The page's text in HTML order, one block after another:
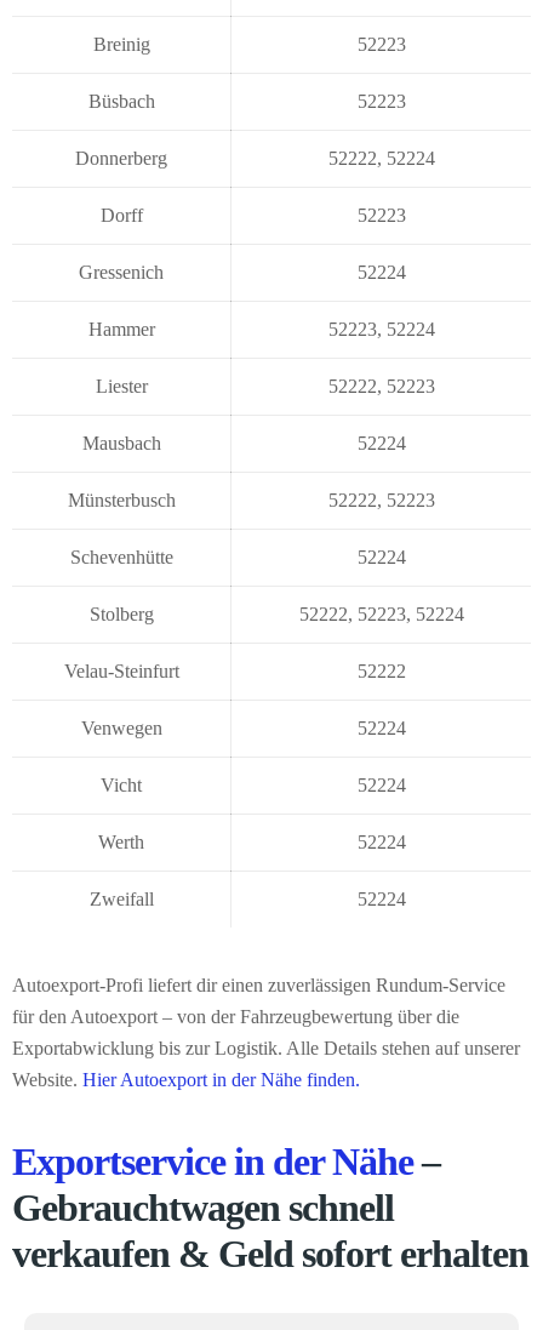
Breinig 52223
Büsbach 52223
Donnerberg 52222, 52224
Dorff 52223
Gressenich 52224
Hammer 52223, 52224
Liester 52222, 52223
Mausbach 52224
Münsterbusch 52222, 52223
Schevenhütte 52224
Stolberg 52222, 52223, 52224
Velau-Steinfurt 52222
Venwegen 52224
Vicht 52224
Werth 52224
Zweifall 52224
Autoexport-Profi liefert dir einen zuverlässigen Rundum-Service
für den Autoexport – von der Fahrzeugbewertung über die
Exportabwicklung bis zur Logistik. Alle Details stehen auf unserer
Website. Hier Autoexport in der Nähe finden.
Exportservice in der Nähe–
Gebrauchtwagen schnell
verkaufen & Geld sofort erhalten